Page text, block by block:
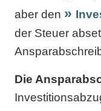
aber den
der Steuer
Die